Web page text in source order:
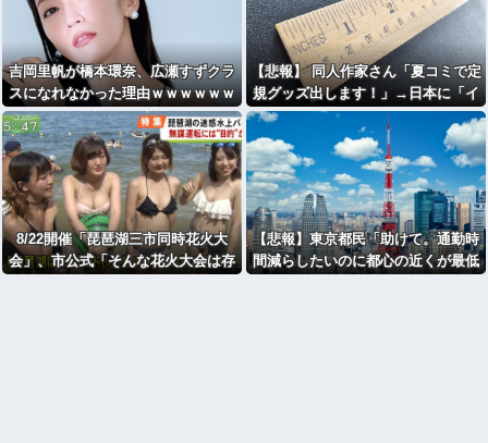
吉岡里帆が橋本環奈、広瀬すずクラ
スになれなかった理由ｗｗｗｗｗｗ
【悲報】 同人作家さん「夏コミで定
規グッズ出します！」→日本に「イ
ンチ表記の定規は販売禁止」という
法令があり頒布中止に
8/22開催「琵琶湖三市同時花火大
会」、市公式「そんな花火大会は存
【悲報】東京都民「助けて。通勤時
間減らしたいのに都心の近くが最低